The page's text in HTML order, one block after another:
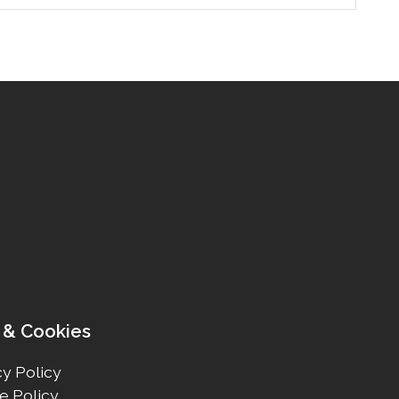
Cookies
Policy
Policy